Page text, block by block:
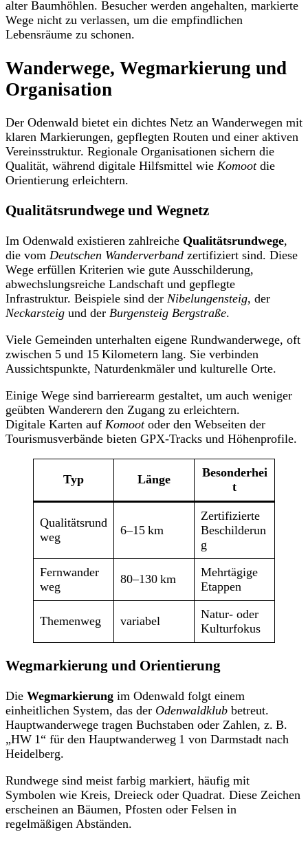
alter Baumhöhlen. Besucher werden angehalten, markierte
Wege nicht zu verlassen, um die empfindlichen
Lebensräume zu schonen.
Wanderwege, Wegmarkierung und
Organisation
Der Odenwald bietet ein dichtes Netz an Wanderwegen mit
klaren Markierungen, gepflegten Routen und einer aktiven
Vereinsstruktur. Regionale Organisationen sichern die
Qualität, während digitale Hilfsmittel wie Komootdie
Orientierung erleichtern.
Qualitätsrundwege und Wegnetz
Im Odenwald existieren zahlreiche Qualitätsrundwege,
die vom Deutschen Wanderverband zertifiziert sind. Diese
Wege erfüllen Kriterien wie gute Ausschilderung,
abwechslungsreiche Landschaft und gepflegte
Infrastruktur. Beispiele sind der Nibelungensteig, der
Neckarsteig und der Burgensteig Bergstraße.
Viele Gemeinden unterhalten eigene Rundwanderwege, oft
zwischen 5 und 15 Kilometern lang. Sie verbinden
Aussichtspunkte, Naturdenkmäler und kulturelle Orte.
Einige Wege sind barrierearm gestaltet, um auch weniger
geübten Wanderern den Zugang zu erleichtern.
Digitale Karten auf Komootoder den Webseiten der
Tourismusverbände bieten GPX-Tracks und Höhenprofile.
Typ Länge
Besonderhei
t
Qualitätsrund
weg
6–15 km
Zertifizierte
Beschilderun
g
Fernwander
weg
80–130 km
Mehrtägige
Etappen
Themenweg variabel
Natur- oder
Kulturfokus
Wegmarkierung und Orientierung
Die Wegmarkierung im Odenwald folgt einem
einheitlichen System, das der Odenwaldklub betreut.
Hauptwanderwege tragen Buchstaben oder Zahlen, z. B.
„HW 1“ für den Hauptwanderweg 1 von Darmstadt nach
Heidelberg.
Rundwege sind meist farbig markiert, häufig mit
Symbolen wie Kreis, Dreieck oder Quadrat. Diese Zeichen
erscheinen an Bäumen, Pfosten oder Felsen in
regelmäßigen Abständen.